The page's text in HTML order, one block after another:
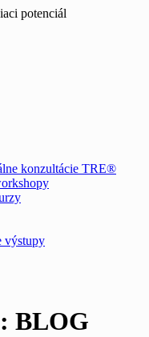
potenciál
konzultácie TRE®
výstupy
BLOG